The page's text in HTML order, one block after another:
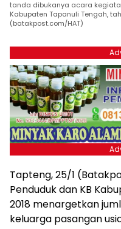
tanda dibukanya acara
Kabupaten Tapanuli Tengah,
(batakpost.com/HAT)
Tapteng, 25/1
Penduduk dan KB
2018 menargetkan
keluarga pasangan